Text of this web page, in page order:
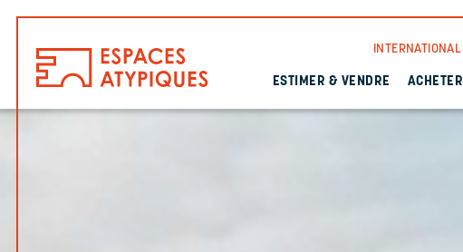
INTERNATIONAL
ESTIMER & VENDRE ACHETER